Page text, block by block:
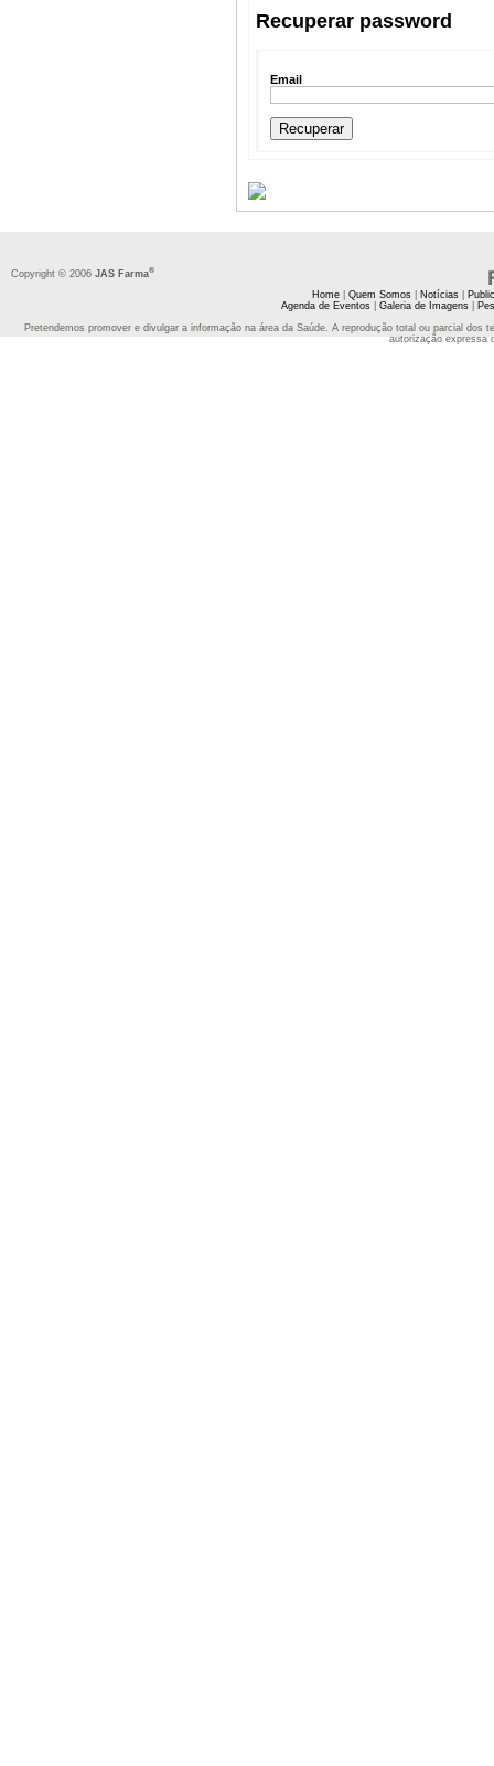
Recuperar password
Email
Copyright © 2006 JAS Farma®
Home| Quem Somos| Notícias|
Agenda de Eventos| Galeria de Imagens|
Pretendemos promover e divulgar a informação na área da Saúde. A reprodução total ou parcial
autorização expressa